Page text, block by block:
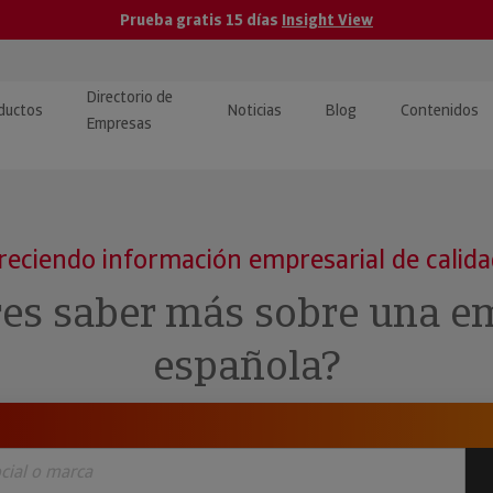
Prueba gratis 15 días Insight View
y ERP
· Recuperación de
Directorio de
Empresas
Noticias Blog Contenidos
Pública
Investigada
información empresarial de
saber más sobre una
española?